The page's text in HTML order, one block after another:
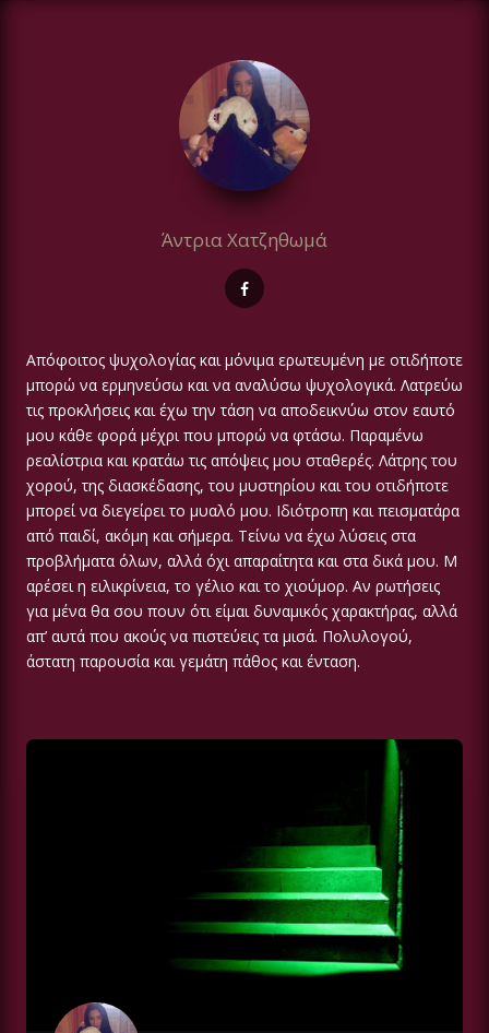
Άντρια Χατζηθωμά
Απόφοιτος ψυχολογίας και μόνιμα ερωτευμένη με οτιδήποτε
μπορώ να ερμηνεύσω και να αναλύσω ψυχολογικά. Λατρεύω
τις προκλήσεις και έχω την τάση να αποδεικνύω στον εαυτό
μου κάθε φορά μέχρι που μπορώ να φτάσω. Παραμένω
ρεαλίστρια και κρατάω τις απόψεις μου σταθερές. Λάτρης του
χορού, της διασκέδασης, του μυστηρίου και του οτιδήποτε
μπορεί να διεγείρει το μυαλό μου. Ιδιότροπη και πεισματάρα
από παιδί, ακόμη και σήμερα. Τείνω να έχω λύσεις στα
προβλήματα όλων, αλλά όχι απαραίτητα και στα δικά μου. Μ
αρέσει η ειλικρίνεια, το γέλιο και το χιούμορ. Αν ρωτήσεις
για μένα θα σου πουν ότι είμαι δυναμικός χαρακτήρας, αλλά
απ’ αυτά που ακούς να πιστεύεις τα μισά. Πολυλογού,
άστατη παρουσία και γεμάτη πάθος και ένταση.